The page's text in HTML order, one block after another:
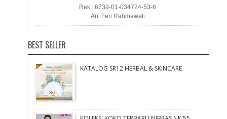
Rek : 6739-01-034724-53-6
An. Feri Rahmawati
BEST SELLER
KATALOG SR12 HERBAL & SKINCARE